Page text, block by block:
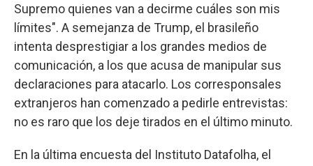
Supremo quienes van a decirme cuáles son mis
límites". A semejanza de Trump, el brasileño
intenta desprestigiar a los grandes medios de
comunicación, a los que acusa de manipular sus
declaraciones para atacarlo. Los corresponsales
extranjeros han comenzado a pedirle entrevistas:
no es raro que los deje tirados en el último minuto.
En la última encuesta del Instituto Datafolha, el